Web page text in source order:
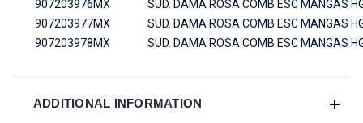
907203976MX
SUD. DAMA ROSA COMB ESC MANGAS
907203977MX
SUD. DAMA ROSA COMB ESC MANGAS
907203978MX
SUD. DAMA ROSA COMB ESC MANGAS
ADDITIONAL INFORMATION